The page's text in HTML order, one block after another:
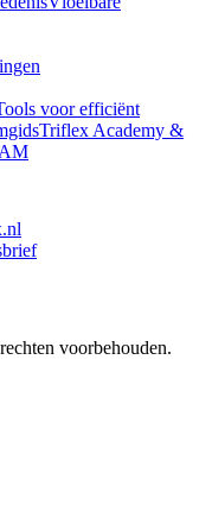
voor efficiënt
Triflex Academy &
voorbehouden.